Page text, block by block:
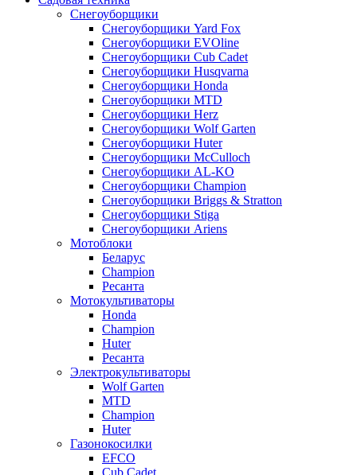
Снегоуборщики
Снегоуборщики Yard Fox
Снегоуборщики EVOline
Снегоуборщики Cub Cadet
Снегоуборщики Husqvarna
Снегоуборщики Honda
Снегоуборщики MTD
Снегоуборщики Herz
Снегоуборщики Wolf Garten
Снегоуборщики Huter
Снегоуборщики McCulloch
Снегоуборщики AL-KO
Снегоуборщики Champion
Снегоуборщики Briggs & Stratton
Снегоуборщики Stiga
Снегоуборщики Ariens
Мотоблоки
Беларус
Champion
Ресанта
Мотокультиваторы
Honda
Champion
Huter
Ресанта
Электрокультиваторы
Wolf Garten
MTD
Champion
Huter
Газонокосилки
EFCO
Cub Cadet